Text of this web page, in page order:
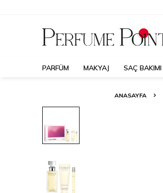
PARFÜM MAKYAJ SAÇ BAKIMI
ANASAYFA